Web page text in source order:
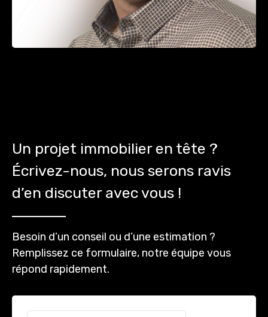
Un projet immobilier en tête ?
Écrivez-nous, nous serons ravis
d’en discuter avec vous !
Besoin d’un conseil ou d’une estimation ?
Remplissez ce formulaire, notre équipe vous
répond rapidement.